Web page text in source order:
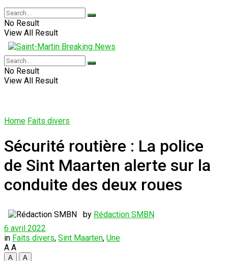
No Result
View All Result
No Result
View All Result
Home Faits divers
Sécurité routière : La police
de Sint Maarten alerte sur la
conduite des deux roues
by Rédaction SMBN
6 avril 2022
in Faits divers, Sint Maarten, Une
A A
A
A